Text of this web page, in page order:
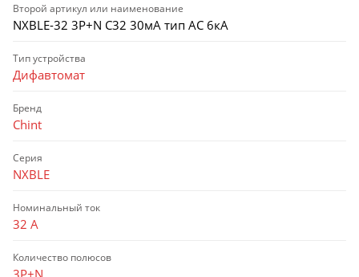
Второй артикул или наименование
NXBLE-32 3P+N C32 30мА тип AC 6кА
Тип устройства
Дифавтомат
Бренд
Chint
Серия
NXBLE
Номинальный ток
32 А
Количество полюсов
3P+N